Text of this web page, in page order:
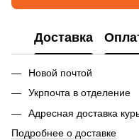
Доставка
Новой почтой
Укрпочта в отделение
Адресная доставка
Подробнее о доставке